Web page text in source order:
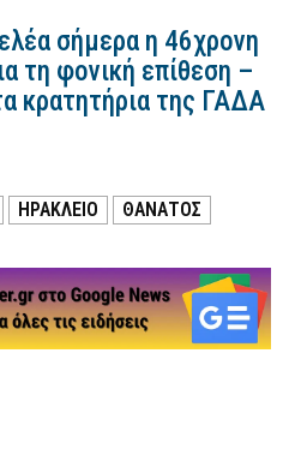
σήμερα η 46χρονη
τη φονική επίθεση –
κρατητήρια της ΓΑΔΑ
ΗΡΑΚΛΕΙΟ
ΘΑΝΑΤΟΣ